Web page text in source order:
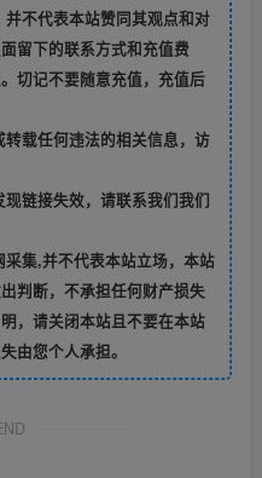
不代表本站赞同其观点和对
留下的联系方式和充值费
切记不要随意充值，充值后
载任何违法的相关信息，访
链接失效，请联系我们我们
集,并不代表本站立场，本站
判断，不承担任何财产损失
，请关闭本站且不要在本站
由您个人承担。